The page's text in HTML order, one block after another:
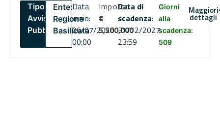
Tipo:
Avviso
Pubblico
Ente:
Regione
Basilicata
Data
inizio:
06/07/2026
00:00
Importo
€
5,500,000
Data di
scadenza:
31/12/2027
23:59
Giorni
alla
scadenza:
509
Maggiori
dettagli